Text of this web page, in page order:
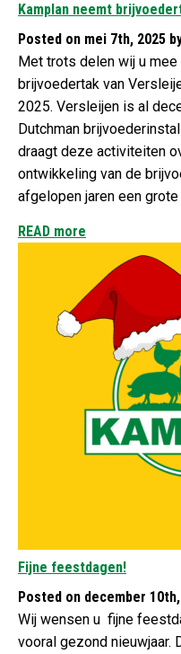
Kamplan neemt
Posted on mei 7th, 2025
Met trots delen wij u mee
brijvoedertak van
2025. Versleijen is al
Dutchman
draagt deze activiteiten
ontwikkeling van de
afgelopen jaren een
READ more
Fijne feestdagen!
Posted on december
Wij wensen u fijne
vooral gezond nieuwjaar.